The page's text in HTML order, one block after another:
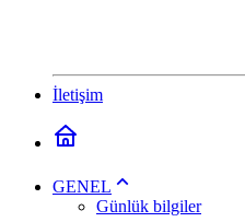
İletişim
GENEL
Günlük bilgiler